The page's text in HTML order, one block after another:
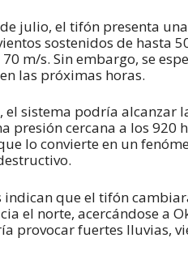
julio, el tifón presenta
sostenidos de hasta
m/s. Sin embargo, se
las próximas horas.
el sistema podría alcanzar
presión cercana a los 920
lo convierte en un
indican que el tifón
el norte, acercándose a
provocar fuertes lluvias,